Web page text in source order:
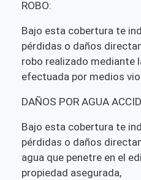
ROBO:
Bajo esta cobertura te
pérdidas o daños
robo realizado mediante
efectuada por medios
DAÑOS POR AGUA
Bajo esta cobertura te
pérdidas o daños
agua que penetre en el
propiedad asegurada,